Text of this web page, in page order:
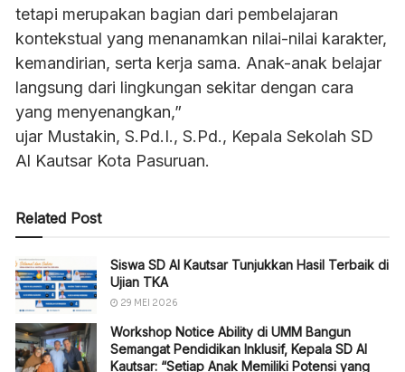
tetapi merupakan bagian dari pembelajaran
kontekstual yang menanamkan nilai-nilai karakter,
kemandirian, serta kerja sama. Anak-anak belajar
langsung dari lingkungan sekitar dengan cara
yang menyenangkan,”
ujar Mustakin, S.Pd.I., S.Pd., Kepala Sekolah SD
Al Kautsar Kota Pasuruan.
Related Post
Siswa SD Al Kautsar Tunjukkan Hasil Terbaik di
Ujian TKA
29 MEI 2026
Workshop Notice Ability di UMM Bangun
Semangat Pendidikan Inklusif, Kepala SD Al
Kautsar: “Setiap Anak Memiliki Potensi yang